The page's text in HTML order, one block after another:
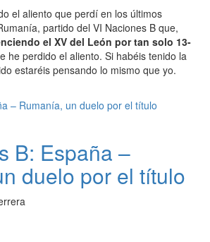
el aliento que perdí en los últimos
partido del VI Naciones B que,
el XV del León por tan solo 13-
he perdido el aliento. Si habéis tenido la
estaréis pensando lo mismo que yo.
B: España –
duelo por el título